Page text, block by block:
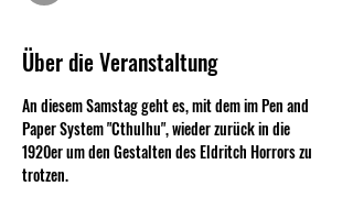
Über die Veranstaltung
An diesem Samstag geht es, mit dem im Pen and
Paper System "Cthulhu", wieder zurück in die
1920er um den Gestalten des Eldritch Horrors zu
trotzen.